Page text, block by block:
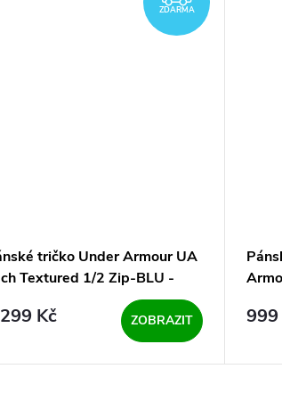
ZDARMA
tričko Under Armour UA
Textured 1/2 Zip-BLU -
Kč ZOBRAZIT 999